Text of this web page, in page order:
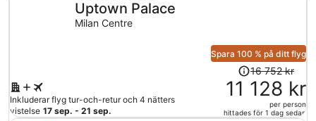
person
Uptown Palace
Milan Centre
Spara 100 % på ditt flyg
Inkluderar flyg tur-och-retur och 4 nätters
vistelse 17 sep. - 21 sep.
Priset
var
16
752 kr
16 752 kr
11 128 kr
per person
hittades för 1 dag sedan